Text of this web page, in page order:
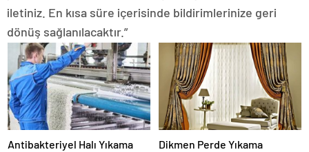
iletiniz. En kısa süre içerisinde bildirimlerinize geri
dönüş sağlanılacaktır.”
Antibakteriyel Halı Yıkama Dikmen Perde Yıkama